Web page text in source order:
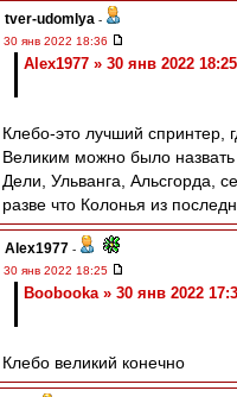
tver-udomlya -
30 янв 2022 18:36
Alex1977 » 30 янв 2022 18:25
Клебо-это лучший спринтер,
Великим можно было назвать
Дели, Ульванга, Альсгорда,
разве что Колонья из
Alex1977 -
30 янв 2022 18:25
Boobooka » 30 янв 2022
Клебо великий конечно